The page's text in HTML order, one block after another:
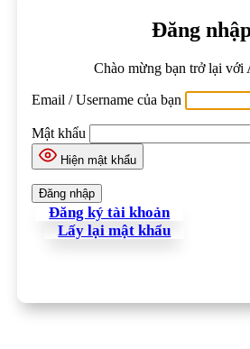
Đăng
Chào mừng bạn trở lại
Email / Username của bạn
Mật khẩu
Hiện mật khẩu
Đăng ký tài khoản
Lấy lại mật khẩu